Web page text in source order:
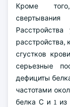
Кроме
расстройства,
сгустков
серьезные
дефициты
частотами
белка С и 1 из